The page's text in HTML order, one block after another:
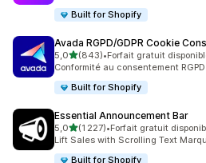
Built for Shopify
Avada RGPD/GDPR Cookie
5,0étoile(s) sur 5
(843)
843 avis au total
•Forfait gratuit
Conformité au consentement
Built for Shopify
Essential Announcement Bar
5,0étoile(s) sur 5
(1 227)
1227 avis au total
•Forfait gratuit
Lift Sales with Scrolling Text
Built for Shopify